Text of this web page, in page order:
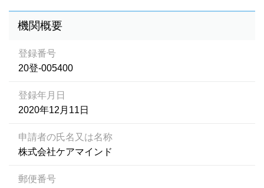
機関概要
登録番号
20登-005400
登録年月日
2020年12月11日
申請者の氏名又は名称
株式会社ケアマインド
郵便番号